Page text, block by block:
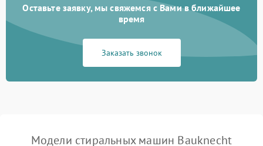
Оставьте заявку, мы свяжемся с Вами в ближайшее
время
Заказать звонок
Модели стиральных машин Bauknecht